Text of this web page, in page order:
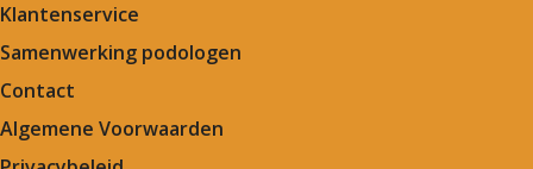
Klantenservice
Samenwerking podologen
Contact
Algemene Voorwaarden